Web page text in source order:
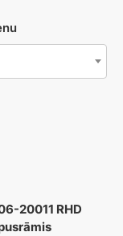
20011 RHD